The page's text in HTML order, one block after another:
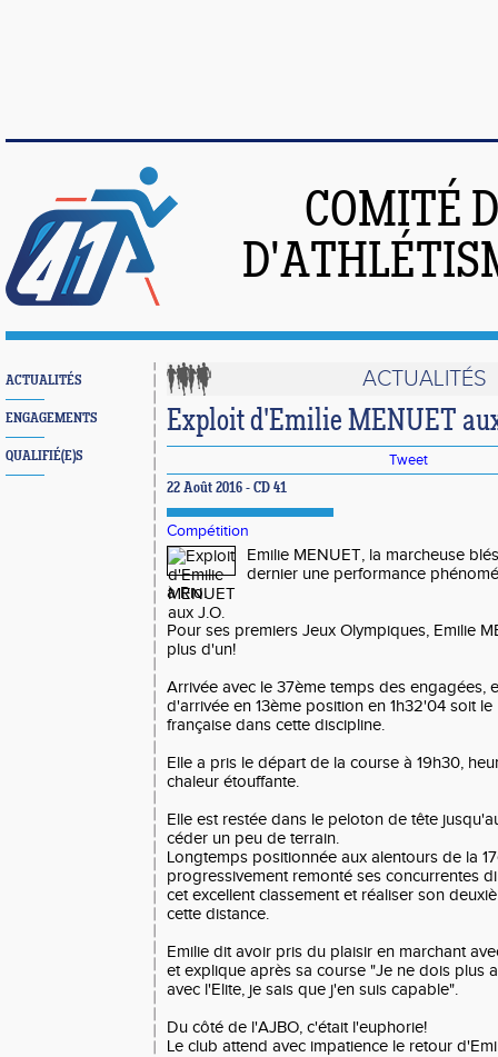
COMITÉ
ACTUALITÉS
ENGAGEMENTS
QUALIFIÉ(E)S
ACTUALITÉS
Exploit d'Emilie MENUET
Tweet
22 Août 2016 - CD 41
Compétition
Emilie MENUET, la marcheuse
dernier une performance
à Rio.
Pour ses premiers Jeux Olympiques, Emilie
plus d'un!
Arrivée avec le 37ème temps des engagées,
d'arrivée en 13ème position en 1h32'04 soit
française dans cette discipline.
Elle a pris le départ de la course à 19h30,
chaleur étouffante.
Elle est restée dans le peloton de tête
céder un peu de terrain.
Longtemps positionnée aux alentours de la
progressivement remonté ses concurrentes
cet excellent classement et réaliser son
cette distance.
Emilie dit avoir pris du plaisir en marchant
et explique après sa course "Je ne dois plus
avec l'Elite, je sais que j'en suis capable".
Du côté de l'AJBO, c'était l'euphorie!
Le club attend avec impatience le retour